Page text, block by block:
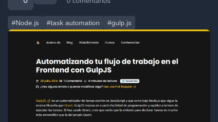
#Node.js #task automation #gulp.js